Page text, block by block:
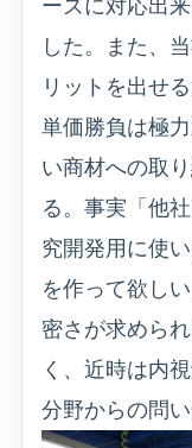
ーズに対応出
した。また、
リットを出せ
単価勝負は極
い商材への取
る。事実「他
究開発用に使
を作って欲し
密さが求めら
く、近時は内
分野からの問